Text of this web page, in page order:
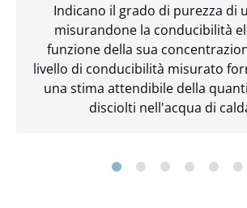
Indicano il grado di purezza di
misurandone la conducibilità
funzione della sua
livello di conducibilità misurato
una stima attendibile della
disciolti nell'acqua di